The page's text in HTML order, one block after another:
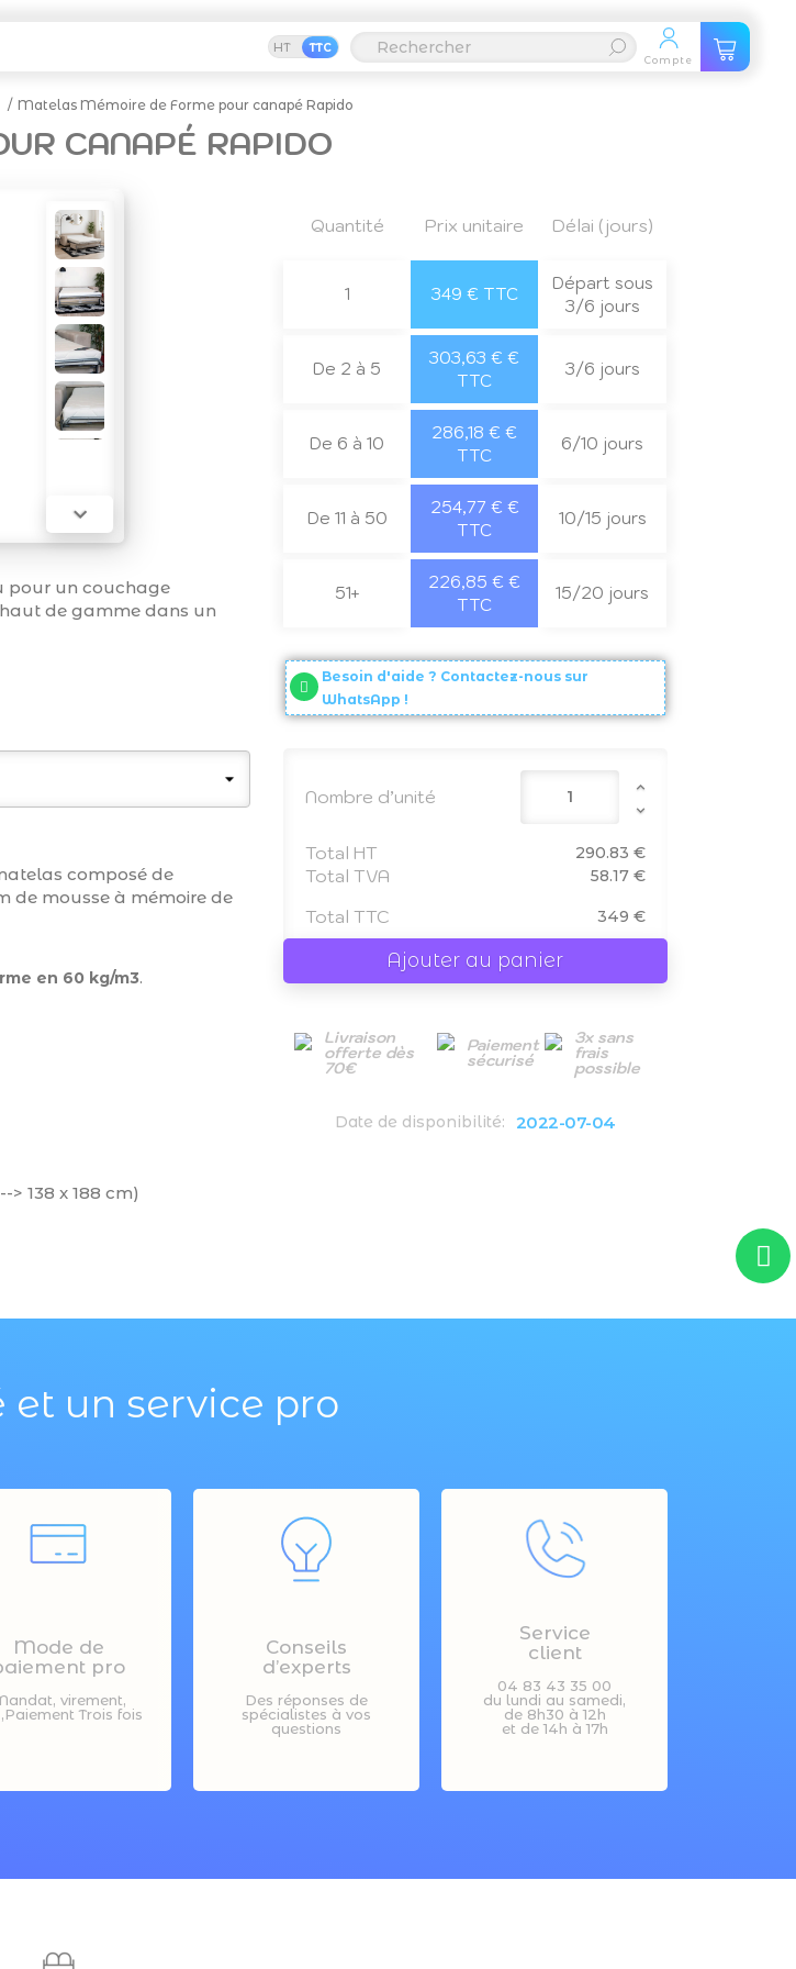
HT TTC
Compte
Matelas Mémoire de Forme pour canapé Rapido
CANAPÉ RAPIDO

pour un couchage
de gamme dans un
composé de
de mousse à mémoire de
en 60 kg/m3.
138 x 188 cm)
Quantité Prix unitaire Délai (jours)
1 349 € TTC
Départ sous
3/6 jours
De 2 à 5
303,63 € €
TTC
3/6 jours
De 6 à 10
286,18 € €
TTC
6/10 jours
De 11 à 50
254,77 € €
TTC
10/15 jours
51+
226,85 € €
TTC
15/20 jours
Besoin d'aide ? Contactez-nous sur
WhatsApp !
Nombre d’unité
Total HT 290.83 €
Total TVA 58.17 €
Total TTC 349 €
Ajouter au panier
Livraison
offerte dès
70€
Paiement
sécurisé
3x sans
frais
possible
Date de disponibilité: 2022-07-04
et un service pro
Mode de
pro
virement,
Trois fois
Conseils
d’experts
Des réponses de
spécialistes à vos
questions
Service
client
04 83 43 35 00
du lundi au samedi,
de 8h30 à 12h
et de 14h à 17h